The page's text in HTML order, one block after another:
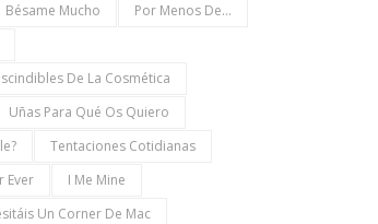
Bésame Mucho
Por Menos De...
De La Cosmética
Uñas Para Qué Os Quiero
Tentaciones Cotidianas
Ever
I Me Mine
Un Corner De Mac